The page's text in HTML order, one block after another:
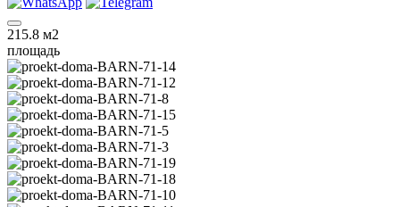
215.8 м2
площадь